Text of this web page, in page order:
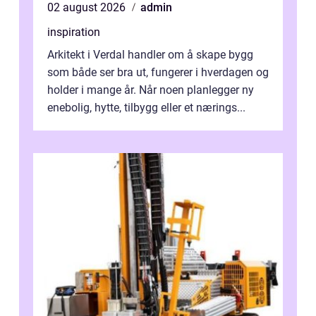
02 august 2026
admin
inspiration
Arkitekt i Verdal handler om å skape bygg
som både ser bra ut, fungerer i hverdagen og
holder i mange år. Når noen planlegger ny
enebolig, hytte, tilbygg eller et nærings...